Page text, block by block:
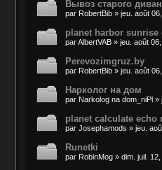
Вывоз старого
par RobertBib » jeu. août
planet harbor sunrise
parAlbertVAB » jeu. août
Perevozimgruz.by
par RobertBib » jeu. août
Нарколог на дом
par Narkolog na dom_niPl »
planet calculate echo
par Josephamods » jeu.
Runetki
par RobinMog » dim. juil.